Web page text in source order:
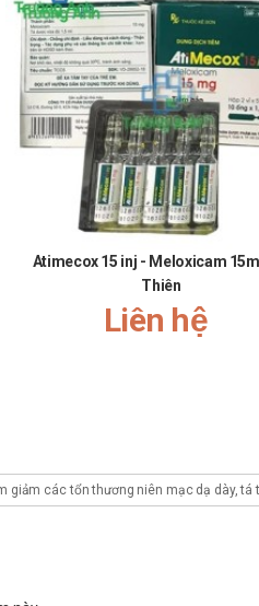
tự
Atimecox 15 inj - Meloxicam
Thiên
Liên hệ
giảm các tổn thương niên mạc dạ dày, tá